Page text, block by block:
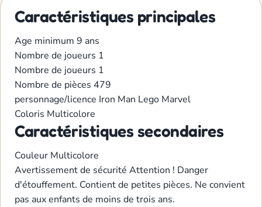
Caractéristiques principales
Age minimum 9 ans
Nombre de joueurs 1
Nombre de joueurs 1
Nombre de pièces 479
personnage/licence Iron Man Lego Marvel
Coloris Multicolore
Caractéristiques secondaires
Couleur Multicolore
Avertissement de sécurité Attention ! Danger
d'étouffement. Contient de petites pièces. Ne convient
pas aux enfants de moins de trois ans.